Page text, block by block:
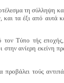
τη σύλληψη
τα έξι από αυτά
Τύπο τής εποχής,
ανίερη εκείνη
προβάλει τούς